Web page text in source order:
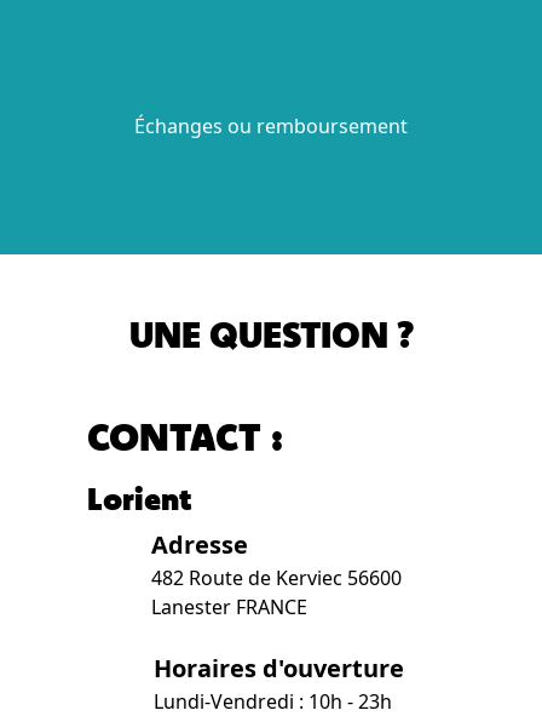
Échanges ou remboursement
UNE QUESTION ?
CONTACT :
Lorient
Adresse
482 Route de Kerviec 56600
Lanester FRANCE
Horaires d'ouverture
Lundi-Vendredi : 10h - 23h